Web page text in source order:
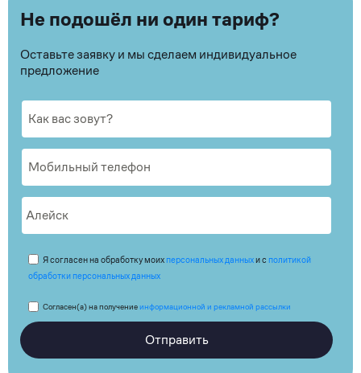
Не подошёл ни один тариф?
Оставьте заявку и мы сделаем индивидуальное
предложение
Я согласен на обработку моих персональных данныхи с политикой
обработки персональных данных
Согласен(а) на получениеинформационной и рекламной рассылки
Отправить